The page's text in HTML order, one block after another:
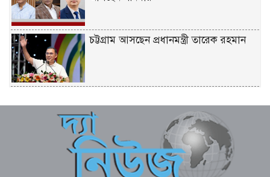
চট্টগ্রাম আসছেন প্রধানমন্ত্রী তারেক রহমান
বাবার ভবিষ্যৎ স্বপ্নের সমাধি
জুলাই আন্দোলনের ত্যাগকে চূড়ান্ত পর্যায়ে
নিয়ে যেতে হবে – তথ্যমন্ত্রী